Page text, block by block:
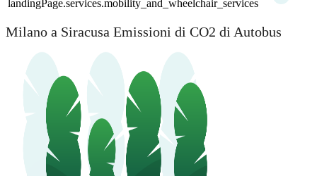
landingPage.services.mobility_and_wheelchair_services
Milano a Siracusa Emissioni di CO2 di Autobus